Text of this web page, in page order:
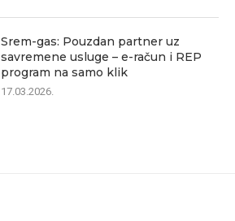
Srem-gas: Pouzdan partner uz
savremene usluge – e-račun i REP
program na samo klik
17.03.2026.